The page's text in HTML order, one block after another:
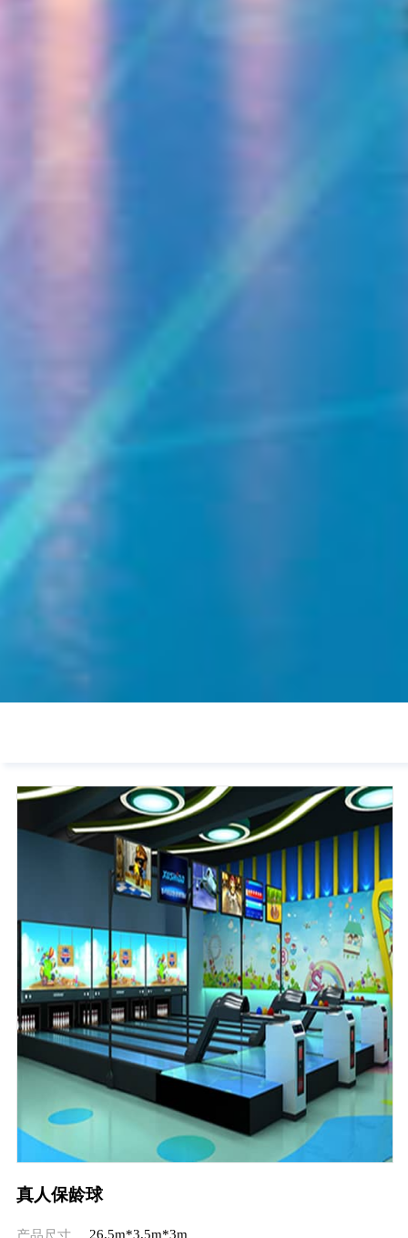
真人保龄球
26.5m*3.5m*3m